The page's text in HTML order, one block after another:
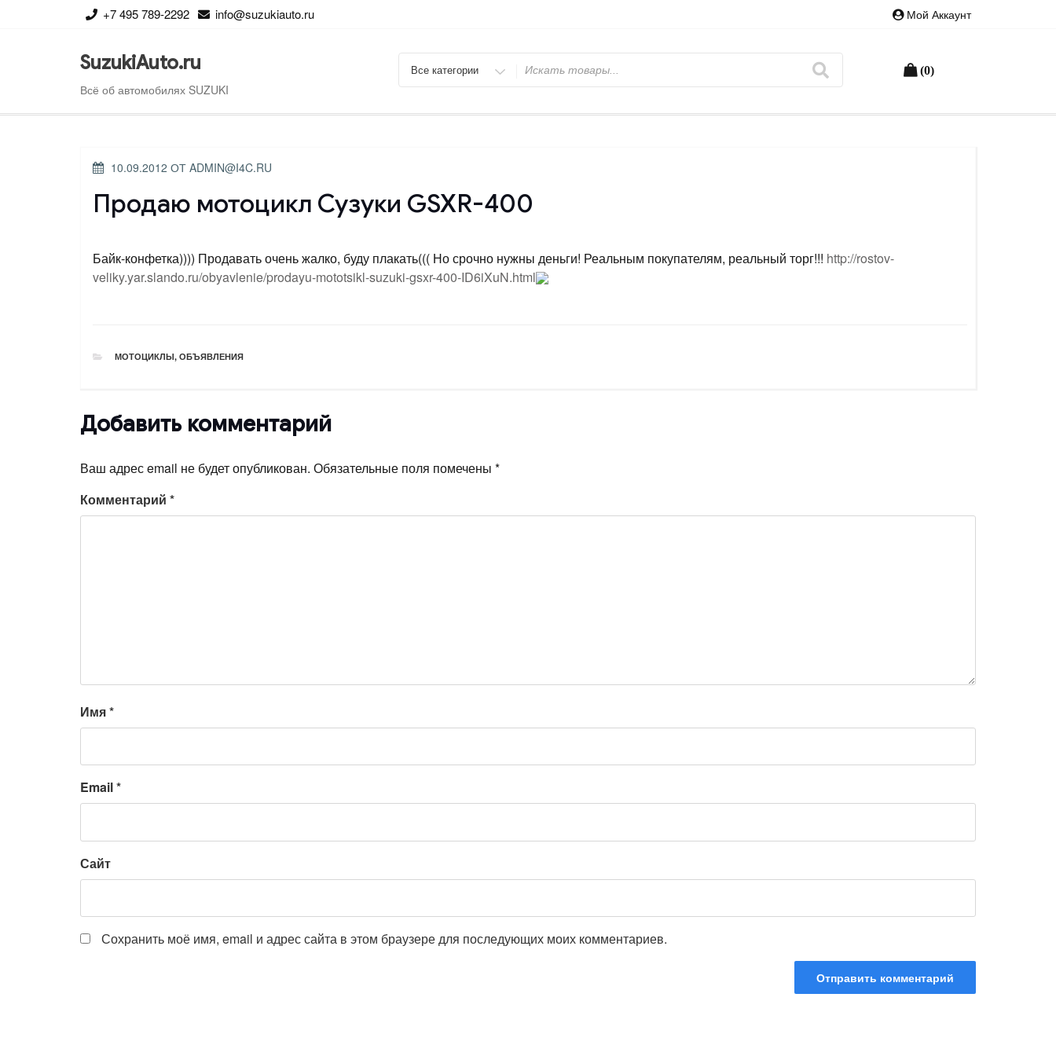
+7 495 789-2292 info@suzukiauto.ru Мой Аккаунт
SuzukiAuto.ru
Всё об автомобилях SUZUKI
Искать (0)
ОПУБЛИКОВАНО
10.09.2012 ОТ ADMIN@I4C.RU
Продаю мотоцикл Сузуки GSXR-400
Байк-конфетка)))) Продавать очень жалко, буду плакать((( Но срочно нужны деньги! Реальным покупателям, реальный торг!!! http://rostov-
veliky.yar.slando.ru/obyavlenie/prodayu-mototsikl-suzuki-gsxr-400-ID6iXuN.html
РУБРИКИ
МОТОЦИКЛЫ, ОБЪЯВЛЕНИЯ
Добавить комментарий
Ваш адрес email не будет опубликован. Обязательные поля помечены *
Комментарий *
Имя*
Email*
Сайт
Сохранить моё имя, email и адрес сайта в этом браузере для последующих моих комментариев.